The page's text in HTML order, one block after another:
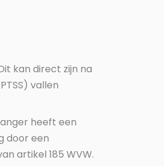
kan direct zijn na
vallen
heeft een
door een
artikel 185 WVW.